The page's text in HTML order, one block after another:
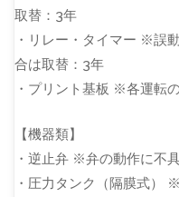
取替：3年
・リレー・タイマー ※誤
合は取替：3年
・プリント基板 ※各運転
【機器類】
・逆止弁 ※弁の動作に不
・圧力タンク（隔膜式）